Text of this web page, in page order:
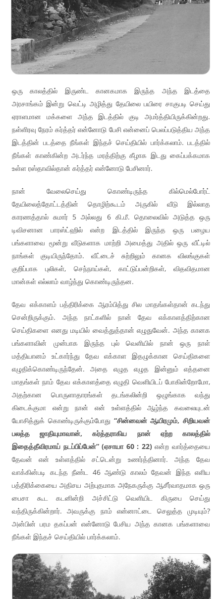
ஒரு காலத்தில் இருண்ட கானகமாக இருந்த அந்த இடத்தை
அரசாங்கம் இன்று வெட்டி அழித்து தேயிலை பயிரை சாகுபடி செய்து
ஏராளமான மக்களை அந்த இடத்தில் குடி அமர்த்தியிருக்கின்றது.
நள்ளிரவு நேரம் கர்த்தர் என்னோடு பேசி என்னைப் பெலப்படுத்திய அந்த
இடத்தின் படத்தை நீங்கள் இந்தச் செய்தியில் பார்க்கலாம். படத்தில்
நீங்கள் காண்கின்ற அடர்ந்த மரத்திற்கு கீழாக இடது கைப்பக்கமாக
உள்ள ரஸ்தாவில்தான் கர்த்தர் என்னோடு பேசினார்.
நான் வேலைசெய்து கொண்டிருந்த கில்மெல்போர்ட்
தேயிலைத்தோட்டத்தின் தொழிற்கூடம் அருகில் வீடு இல்லாத
காரணத்தால் சுமார் 5 அல்லது 6 கி.மீ. தொலைவில் அடுத்த ஒரு
டிவிசனான பாரஸ்ட்ஹில் என்ற இடத்தில் இருந்த ஒரு பழைய
பங்களாவை மூன்று வீடுகளாக மாற்றி அமைத்து அதில் ஒரு வீட்டில்
நாங்கள் குடியிருந்தோம். வீட்டைச் சுற்றிலும் கானக விலங்குகள்
குறிப்பாக புலிகள், செந்நாய்கள், காட்டுப்பன்றிகள், விதவிதமான
மான்கள் எல்லாம் வாழ்ந்து கொண்டிருந்தன.
தேவ எக்காளம் பத்திரிக்கை ஆரம்பித்து சில மாதங்கள்தான் கடந்து
சென்றிருக்கும். அந்த நாட்களில் நான் தேவ எக்காளத்திற்கான
செய்திகளை எனது மடியில் வைத்துத்தான் எழுதுவேன். அந்த கானக
பங்களாவின் முன்பாக இருந்த புல் வெளியில் நான் ஒரு நாள்
மத்தியானம் உட்கார்ந்து தேவ எக்காள இதழுக்கான செய்திகளை
எழுதிக்கொண்டிருந்தேன். அதை எழுத எழுத இன்னும் எத்தனை
மாதங்கள் நாம் தேவ எக்காளத்தை எழுதி வெளியிடப் போகின்றோமோ,
அதற்கான பொருளாதாரங்கள் தடங்கலின்றி ஒழுங்காக வந்து
கிடைக்குமா என்று நான் என் உள்ளத்தில் ஆழ்ந்த கவலையுடன்
யோசித்துக் கொண்டிருக்கும்போது “சின்னவன் ஆயிரமும், சிறியவன்
பலத்த ஜாதியுமாவான், கர்த்தராகிய நான் ஏற்ற காலத்தில்
இதைத்தீவிரமாய் நடப்பிப்பேன்” (ஏசாயா 60 : 22)என்ற வார்த்தையை
தேவன் என் உள்ளத்தில் சட்டென்று உணர்த்தினார். அந்த தேவ
வாக்கின்படி கடந்த நீண்ட 46 ஆண்டு காலம் தேவன் இந்த எளிய
பத்திரிக்கையை அதிசய அற்புதமாக அநேகருக்கு ஆசீர்வாதமாக ஒரு
பைசா கூட கடனின்றி அச்சிட்டு வெளியிட கிருபை செய்து
வந்திருக்கின்றார். அவருக்கு நாம் என்னஈட்டை செலுத்த முடியும்?
அன்பின் பரம தகப்பன் என்னோடு பேசிய அந்த கானக பங்களாவை
நீங்கள் இந்தச் செய்தியில் பார்க்கலாம்.